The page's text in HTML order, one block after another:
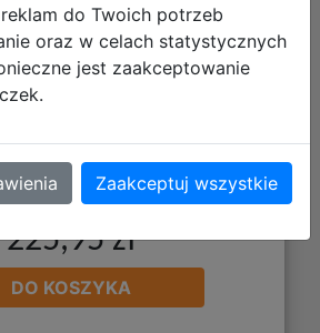
225,95 zł
DO KOSZYKA
do Twoich potrzeb
oraz w celach statystycznych
jest zaakceptowanie
Zaakceptuj wszystkie